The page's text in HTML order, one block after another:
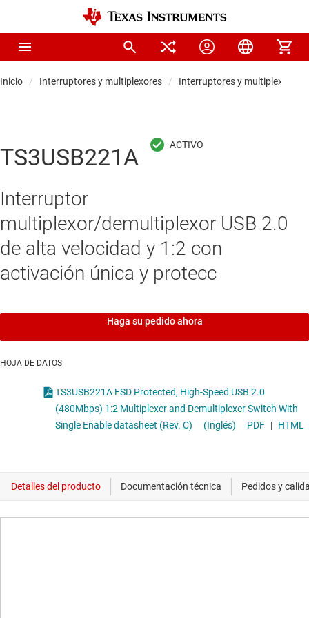
Inicio Interruptores y multiplexores Interruptores y multiplexores
TS3USB221A
Interruptor
multiplexor/demultiplexor USB 2.0
de alta velocidad y 1:2 con
activación única y protecc
Haga su pedido ahora
HOJA DE DATOS
TS3USB221A ESD Protected, High-Speed USB 2.0
(480Mbps) 1:2 Multiplexer and Demultiplexer Switch With
Single Enable datasheet (Rev. C)
(Inglés) PDF | HTML